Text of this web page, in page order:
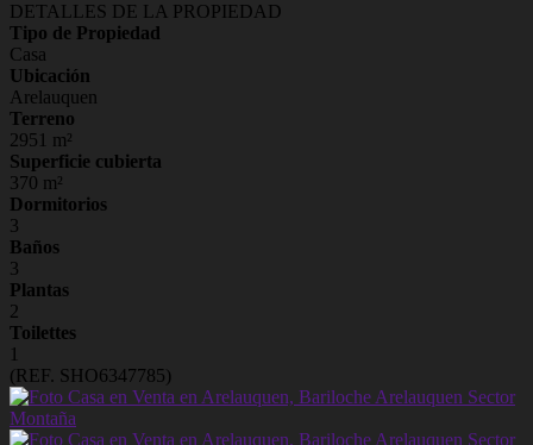
DETALLES DE LA PROPIEDAD
Tipo de Propiedad
Casa
Ubicación
Arelauquen
Terreno
2951 m²
Superficie cubierta
370 m²
Dormitorios
3
Baños
3
Plantas
2
Toilettes
1
(REF. SHO6347785)